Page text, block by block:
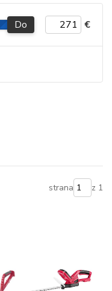
Do €
strana z 1